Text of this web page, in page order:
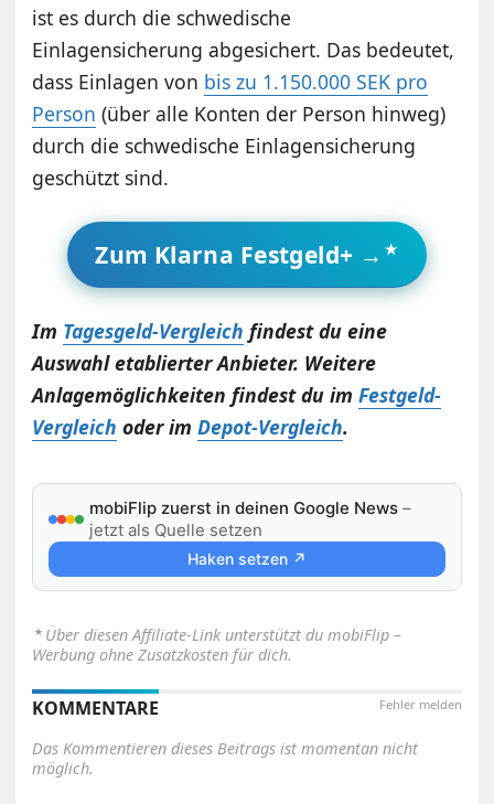
ist es durch die schwedische
Einlagensicherung abgesichert. Das bedeutet,
dass Einlagen von bis zu 1.150.000 SEK pro
Person (über alle Konten der Person hinweg)
durch die schwedische Einlagensicherung
geschützt sind.
Zum Klarna Festgeld+ →
Im Tagesgeld-Vergleich findest du eine
Auswahl etablierter Anbieter. Weitere
Anlagemöglichkeiten findest du imFestgeld-
Vergleich oder imDepot-Vergleich.
mobiFlip zuerst in deinen Google News –
jetzt als Quelle setzen
Haken setzen ↗
⋆ Über diesen Affiliate-Link unterstützt du mobiFlip –
Werbung ohne Zusatzkosten für dich.
Fehler melden
KOMMENTARE
Das Kommentieren dieses Beitrags ist momentan nicht
möglich.